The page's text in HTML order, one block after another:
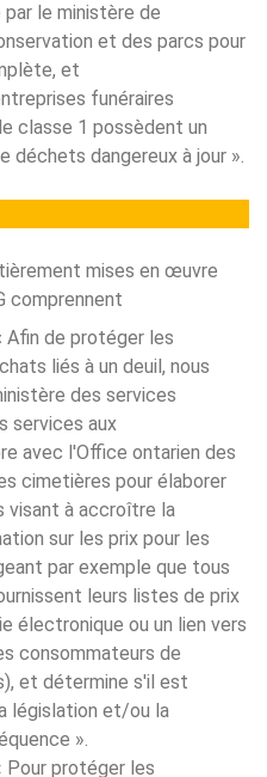
le ministère de
et des parcs pour
et
funéraires
classe 1 possèdent un
déchets dangereux à jour ».
mises en œuvre
comprennent
Afin de protéger les
liés à un deuil, nous
des services
services aux
avec l'Office ontarien des
cimetières pour élaborer
à accroître la
sur les prix pour les
par exemple que tous
leurs listes de prix
électronique ou un lien vers
consommateurs de
et détermine s'il est
législation et/ou la
».
Pour protéger les